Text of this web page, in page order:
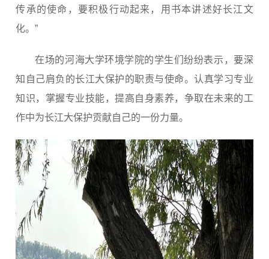
传承的使命，要积极行动起来，用书本讲述好长江文
化。”
在场的河海大学环境学院的学生们纷纷表示，要深
知自己肩负的长江大保护的职责与使命。认真学习专业
知识，掌握专业技能，提高自身素养，争取在未来的工
作中为长江大保护贡献自己的一份力量。